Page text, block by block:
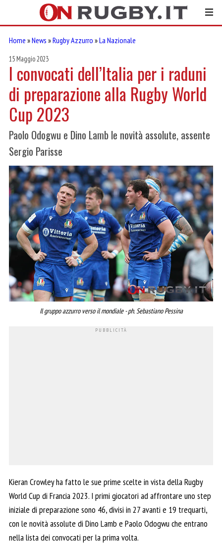
Home »News »Rugby Azzurro »La Nazionale
15 Maggio 2023
I convocati dell’Italia per i raduni
di preparazione alla Rugby World
Cup 2023
Paolo Odogwu e Dino Lamb le novità assolute, assente
Sergio Parisse
Il gruppo azzurro verso il mondiale - ph. Sebastiano Pessina
Kieran Crowley ha fatto le sue prime scelte in vista della Rugby
World Cup di Francia 2023. I primi giocatori ad affrontare uno step
iniziale di preparazione sono 46, divisi in 27 avanti e 19 trequarti,
con le novità assolute di Dino Lamb e Paolo Odogwu che entrano
nella lista dei convocati per la prima volta.